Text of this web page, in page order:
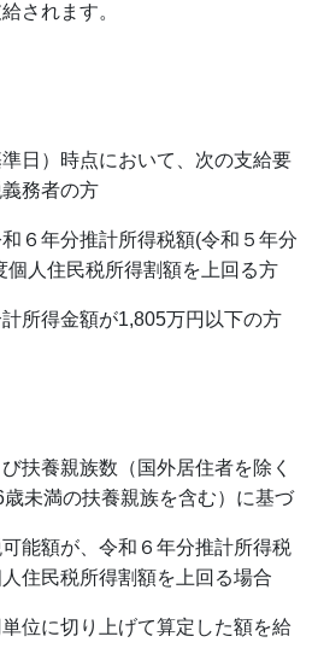
されます。
日）時点において、次の支給要
務者の方
６年分推計所得税額(令和５年分
個人住民税所得割額を上回る方
所得金額が1,805万円以下の方
養親族数（国外居住者を除く
未満の扶養親族を含む）に基づ
能額が、令和６年分推計所得税
住民税所得割額を上回る場合
位に切り上げて算定した額を給